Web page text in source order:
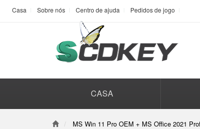
Casa Sobre nós Centro de ajuda Pedidos de jogo
CASA
MS Win 11 Pro OEM + MS Office 2021